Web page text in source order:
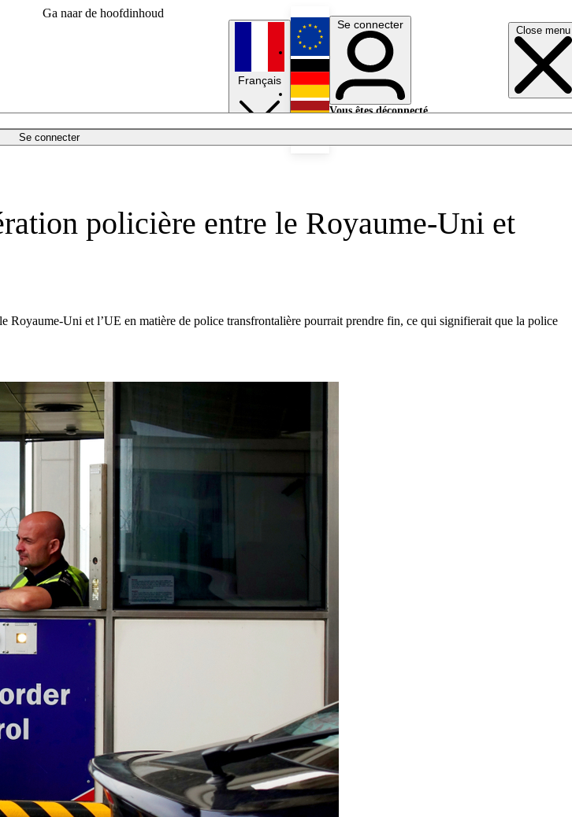
Ga naar de hoofdinhoud
Close menu
Se connecter
Français
English
Deutsch
Se connecter
Vous êtes déconnecté.
policière entre le Royaume-Uni et
Royaume-Uni et l’UE en matière de police transfrontalière pourrait prendre fin, ce qui signifierait que la police